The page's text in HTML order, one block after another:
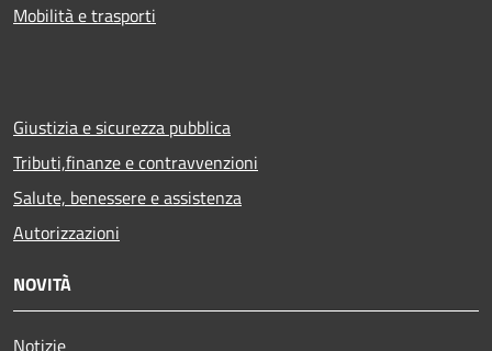
Mobilità e trasporti
Giustizia e sicurezza pubblica
Tributi,finanze e contravvenzioni
Salute, benessere e assistenza
Autorizzazioni
NOVITÀ
Notizie